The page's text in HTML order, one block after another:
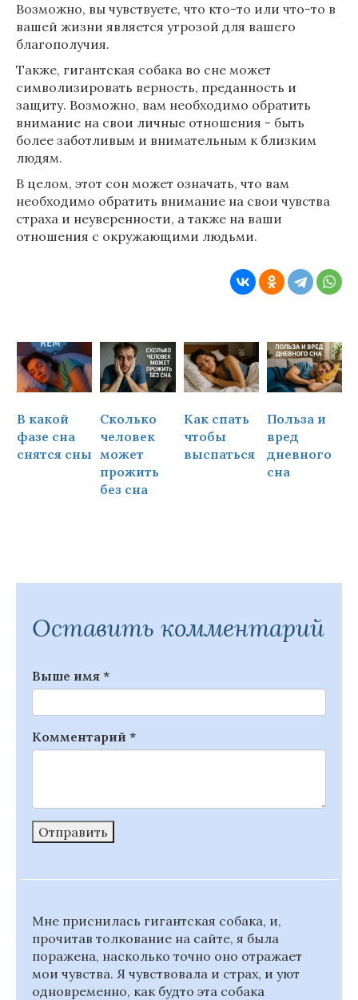
Возможно, вы чувствуете, что кто-то или что-то в
вашей жизни является угрозой для вашего
благополучия.
Также, гигантская собака во сне может
символизировать верность, преданность и
защиту. Возможно, вам необходимо обратить
внимание на свои личные отношения - быть
более заботливым и внимательным к близким
людям.
В целом, этот сон может означать, что вам
необходимо обратить внимание на свои чувства
страха и неуверенности, а также на ваши
отношения с окружающими людьми.
В какой
фазе сна
снятся сны
Сколько
человек
может
прожить
без сна
Как спать
чтобы
выспаться
Польза и
вред
дневного
сна
Оставить комментарий
Выше имя *
Комментарий *
Отправить
Мне приснилась гигантская собака, и,
прочитав толкование на сайте, я была
поражена, насколько точно оно отражает
мои чувства. Я чувствовала и страх, и уют
одновременно, как будто эта собака